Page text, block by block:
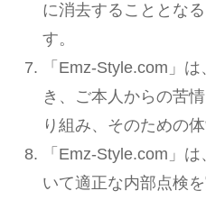
に消去することとな
す。
「Emz-Style.com」
き、ご本人からの苦
り組み、そのための
「Emz-Style.com」
いて適正な内部点検